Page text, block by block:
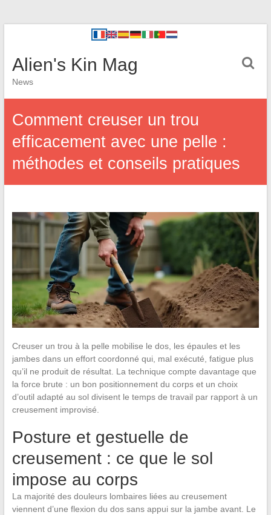
Alien's Kin Mag
News
Comment creuser un trou
efficacement avec une pelle :
méthodes et conseils pratiques
Creuser un trou à la pelle mobilise le dos, les épaules et les
jambes dans un effort coordonné qui, mal exécuté, fatigue plus
qu’il ne produit de résultat. La technique compte davantage que
la force brute : un bon positionnement du corps et un choix
d’outil adapté au sol divisent le temps de travail par rapport à un
creusement improvisé.
Posture et gestuelle de
creusement : ce que le sol
impose au corps
La majorité des douleurs lombaires liées au creusement
viennent d’une flexion du dos sans appui sur la jambe avant. Le